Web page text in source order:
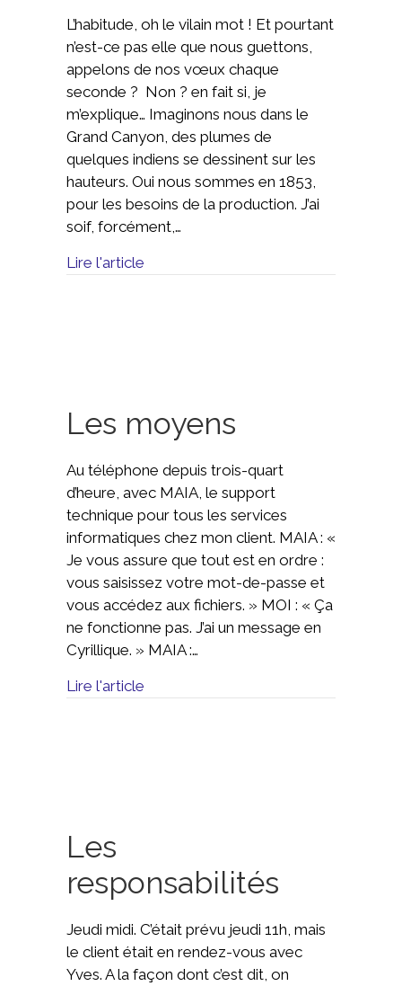
L’habitude, oh le vilain mot ! Et pourtant
n’est-ce pas elle que nous guettons,
appelons de nos vœux chaque
seconde ? Non ? en fait si, je
m’explique… Imaginons nous dans le
Grand Canyon, des plumes de
quelques indiens se dessinent sur les
hauteurs. Oui nous sommes en 1853,
pour les besoins de la production. J’ai
soif, forcément,…
Lire l'article
Les moyens
Au téléphone depuis trois-quart
d’heure, avec MAIA, le support
technique pour tous les services
informatiques chez mon client. MAIA : «
Je vous assure que tout est en ordre :
vous saisissez votre mot-de-passe et
vous accédez aux fichiers. » MOI : « Ça
ne fonctionne pas. J’ai un message en
Cyrillique. » MAIA :…
Lire l'article
Les
responsabilités
Jeudi midi. C’était prévu jeudi 11h, mais
le client était en rendez-vous avec
Yves. A la façon dont c’est dit, on